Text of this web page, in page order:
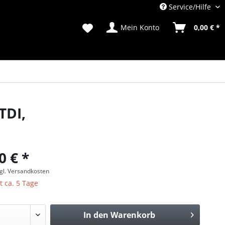
Service/Hilfe
Mein Konto 0,00 € *
€ *
Versandkosten
5 Tage
In den Warenkorb